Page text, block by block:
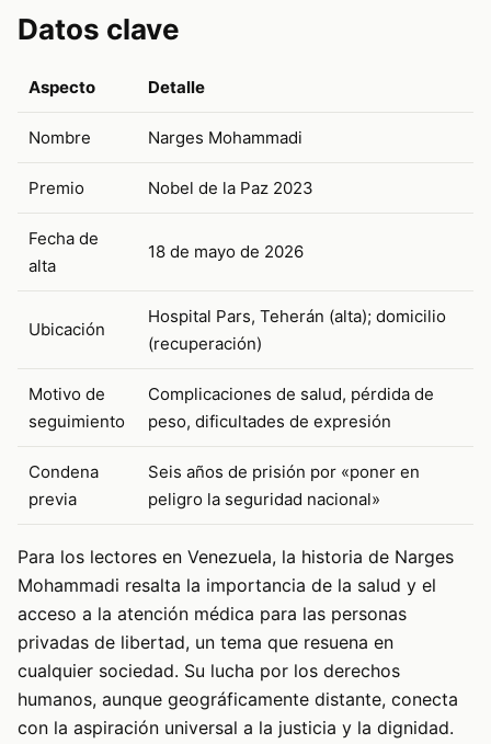
Datos clave
Aspecto Detalle
Nombre Narges Mohammadi
Premio Nobel de la Paz 2023
Fecha de
alta
18 de mayo de 2026
Ubicación
Hospital Pars, Teherán (alta); domicilio
(recuperación)
Motivo de
seguimiento
Complicaciones de salud, pérdida de
peso, dificultades de expresión
Condena
previa
Seis años de prisión por «poner en
peligro la seguridad nacional»
Para los lectores en Venezuela, la historia de Narges
Mohammadi resalta la importancia de la salud y el
acceso a la atención médica para las personas
privadas de libertad, un tema que resuena en
cualquier sociedad. Su lucha por los derechos
humanos, aunque geográficamente distante, conecta
con la aspiración universal a la justicia y la dignidad.